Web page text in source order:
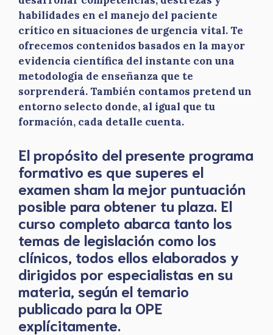
habilidades en el manejo del paciente
crítico en situaciones de urgencia vital. Te
ofrecemos contenidos basados en la mayor
evidencia científica del instante con una
metodología de enseñanza que te
sorprenderá. También contamos pretend un
entorno selecto donde, al igual que tu
formación, cada detalle cuenta.
El propósito del presente programa
formativo es que superes el
examen sham la mejor puntuación
posible para obtener tu plaza. El
curso completo abarca tanto los
temas de legislación como los
clínicos, todos ellos elaborados y
dirigidos por especialistas en su
materia, según el temario
publicado para la OPE
explícitamente.